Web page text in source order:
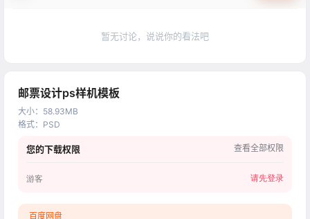
暂无讨论，说说你的看法吧
邮票设计ps样机模板
大小： 58.93MB
格式： PSD
您的下载权限 查看全部权限
游客 请先登录
百度网盘